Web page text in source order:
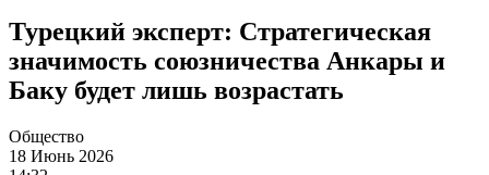
Турецкий эксперт: Стратегическая
значимость союзничества Анкары и
Баку будет лишь возрастать
Общество
18 Июнь 2026